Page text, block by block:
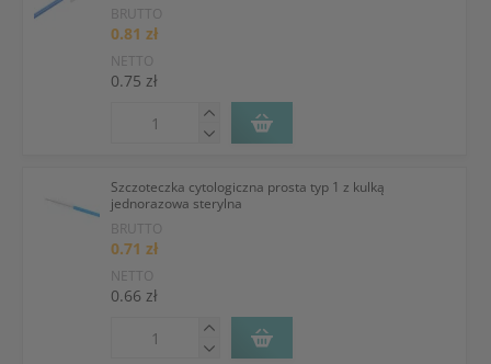
BRUTTO
0.81 zł
NETTO
0.75 zł
Szczoteczka cytologiczna prosta typ 1 z kulką
jednorazowa sterylna
BRUTTO
0.71 zł
NETTO
0.66 zł